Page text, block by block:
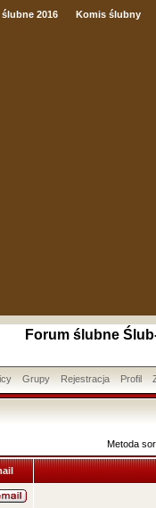
2016 Komis ślubny
Forum ślubne
Grupy Rejestracja Profil
Metoda